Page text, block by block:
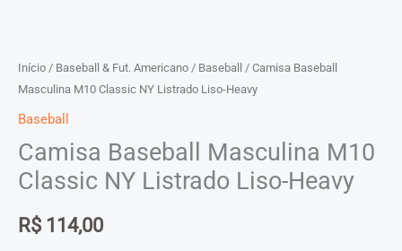
Início / Baseball & Fut. Americano / Baseball / Camisa Baseball
Masculina M10 Classic NY Listrado Liso-Heavy
Baseball
Camisa Baseball Masculina M10
Classic NY Listrado Liso-Heavy
R$ 114,00